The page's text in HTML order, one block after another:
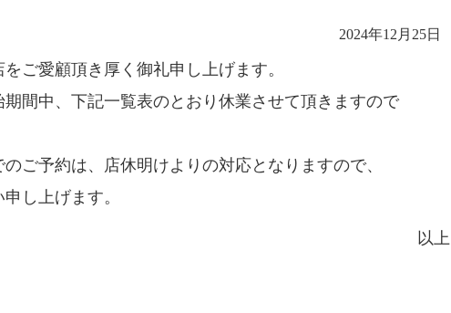
2024年12月25日
ご愛顧頂き厚く御礼申し上げます。
間中、下記一覧表のとおり休業させて頂きますので
ご予約は、店休明けよりの対応となりますので、
し上げます。
以上